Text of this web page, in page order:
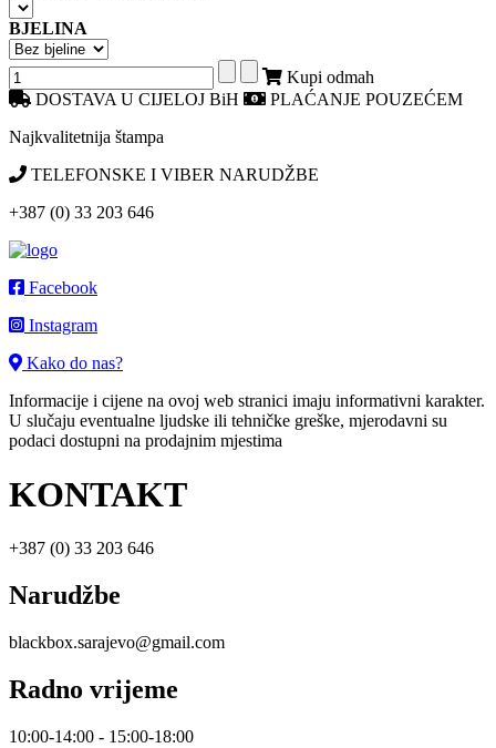
BJELINA
Kupi odmah
DOSTAVA U CIJELOJ BiH
PLAĆANJE POUZEĆEM
Najkvalitetnija štampa
TELEFONSKE I VIBER NARUDŽBE
+387 (0) 33 203 646
Facebook
Instagram
Kako do nas?
Informacije i cijene na ovoj web stranici imaju informativni karakter.
U slučaju eventualne ljudske ili tehničke greške, mjerodavni su
podaci dostupni na prodajnim mjestima
KONTAKT
+387 (0) 33 203 646
Narudžbe
blackbox.sarajevo@gmail.com
Radno vrijeme
10:00-14:00 - 15:00-18:00